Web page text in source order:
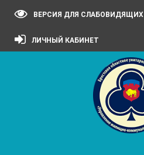
ВЕРСИЯ ДЛЯ СЛАБОВИДЯЩИХ
ЛИЧНЫЙ КАБИНЕТ